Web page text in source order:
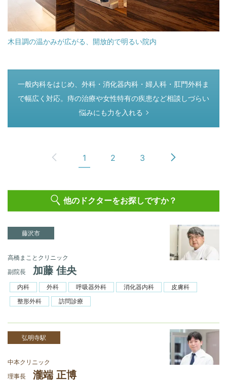
木目調の温かみが広がる、開放的で明るい院内
つぎのページ
一般内科をはじめ、外科・消化器内科・婦人科・肛門外科ま
で幅広く対応。痔の治療や女性特有の疾患など相談しづらい
悩みにも力を入れる
1 2 3
他のドクターをお探しですか？
藤沢市
高橋まことクリニック
副院長
加藤 佳央
内科 外科 呼吸器外科 消化器内科
皮膚科
整形外科
訪問診療
弘明寺駅
中本クリニック
理事長
瀧端 正博